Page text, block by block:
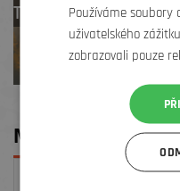
TREK zdarma
MOHLO BY SE
Používáme soubory
uživatelského
zobrazovali pouze